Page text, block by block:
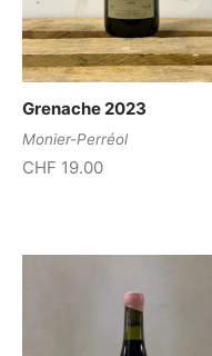
Grenache 2023
Monier-Perréol
CHF 19.00